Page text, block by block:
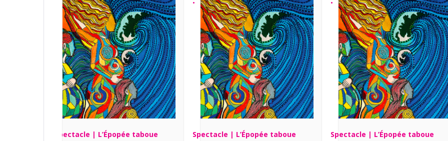
Spectacle | L’Épopée taboue
Spectacle | L’Épopée taboue
Spectacle | L’Épopée taboue